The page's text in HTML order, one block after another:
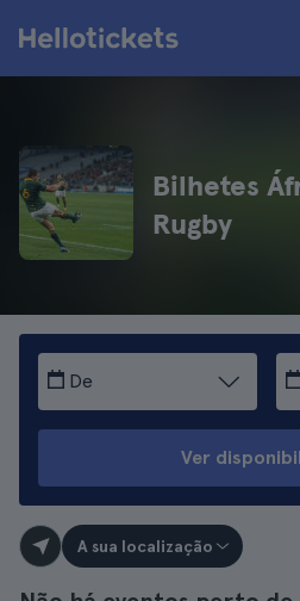
Bilhetes
Rugby
De
Ver
A sua localização